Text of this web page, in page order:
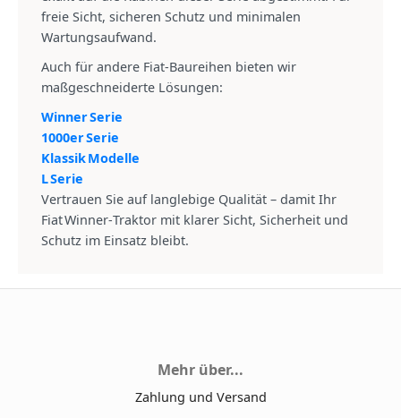
freie Sicht, sicheren Schutz und minimalen
Wartungs­aufwand.
Auch für andere Fiat‑Baureihen bieten wir
maßgeschneiderte Lösungen:
Winner Serie
1000er Serie
Klassik Modelle
L Serie
Vertrauen Sie auf langlebige Qualität – damit Ihr
Fiat Winner‑Traktor mit klarer Sicht, Sicherheit und
Schutz im Einsatz bleibt.
Mehr über...
Zahlung und Versand